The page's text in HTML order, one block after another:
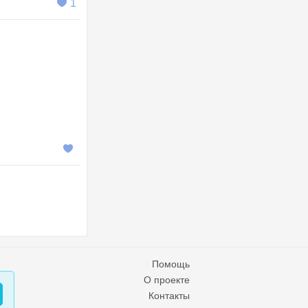
1
Помощь
О проекте
Контакты